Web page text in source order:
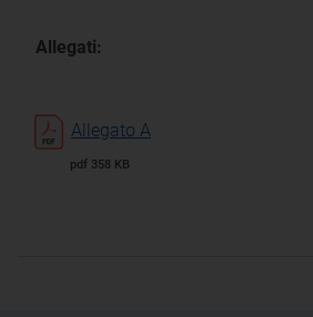
Allegati:
Allegato A
pdf 358 KB